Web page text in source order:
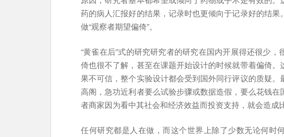
药的病人汇报好的结果，记录时也更倾向于记录好的结
做“观察者期望偏倚”。
“黄雀在后”式的研究研究者的研究在国内开展得还很少
倚也很不了解，甚至在课题开始设计的时候就带着偏倚
果不可信，整个实验设计都会受到国外同行评议的质疑
高阁，急功近利者要么试验步骤或数据造假，要么花钱
者商家因为看中其社会和经济效益而投资支持，就会造成
任何研究都是人在做，而这个世界上除了少数无论何时